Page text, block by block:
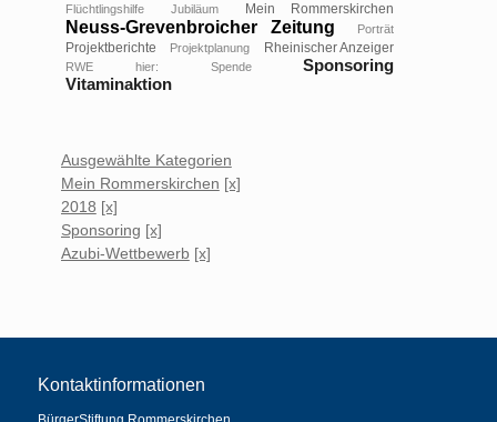
Flüchtlingshilfe Jubiläum Mein Rommerskirchen
Neuss-Grevenbroicher Zeitung Porträt
Projektberichte Projektplanung Rheinischer Anzeiger
RWE hier: Spende
Sponsoring
Vitaminaktion
Ausgewählte Kategorien
Mein Rommerskirchen [x]
2018 [x]
Sponsoring [x]
Azubi-Wettbewerb [x]
Kontaktinformationen